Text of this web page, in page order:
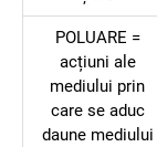
POLUARE =
acțiuni ale
mediului prin
care se aduc
daune mediului